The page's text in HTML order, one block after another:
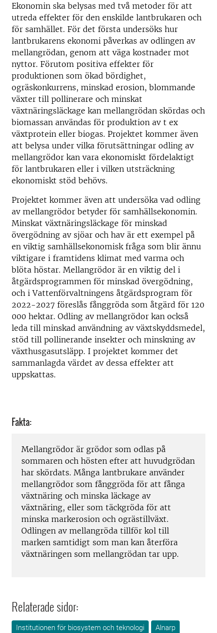
Ekonomin ska belysas med två metoder för att
utreda effekter för den enskilde lantbrukaren och
för samhället. För det första undersöks hur
lantbrukarens ekonomi påverkas av odlingen av
mellangrödan, genom att väga kostnader mot
nyttor. Förutom positiva effekter för
produktionen som ökad bördighet,
ogräskonkurrens, minskad erosion, blommande
växter till pollinerare och minskat
växtnäringsläckage kan mellangrödan skördas och
biomassan användas för produktion av t ex
växtprotein eller biogas. Projektet kommer även
att belysa under vilka förutsättningar odling av
mellangrödor kan vara ekonomiskt fördelaktigt
för lantbrukaren eller i vilken utsträckning
ekonomiskt stöd behövs.
Projektet kommer även att undersöka vad odling
av mellangrödor betyder för samhällsekonomin.
Minskat växtnäringsläckage för minskad
övergödning av sjöar och hav är ett exempel på
en viktig samhällsekonomisk fråga som blir ännu
viktigare i framtidens klimat med varma och
blöta höstar. Mellangrödor är en viktig del i
åtgärdsprogrammen för minskad övergödning,
och i Vattenförvaltningens åtgärdsprogram för
2022-2027 föreslås fånggröda som åtgärd för 120
000 hektar. Odling av mellangrödor kan också
leda till minskad användning av växtskyddsmedel,
stöd till pollinerande insekter och minskning av
växthusgasutsläpp. I projektet kommer det
sammanlagda värdet av dessa effekter att
uppskattas.
Fakta:
Mellangrödor är grödor som odlas på
sommaren och hösten efter att huvudgrödan
har skördats. Många lantbrukare använder
mellangrödor som fånggröda för att fånga
växtnäring och minska läckage av
växtnäring, eller som täckgröda för att
minska markerosion och ogrästillväxt.
Odlingen av mellangröda tillför kol till
marken samtidigt som man kan återföra
växtnäringen som mellangrödan tar upp.
Relaterade sidor:
Institutionen för biosystem och teknologi Alnarp